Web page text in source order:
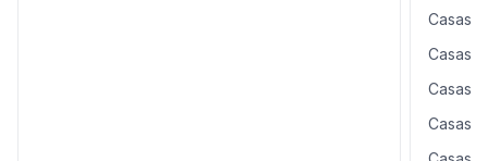
Casas
Casas
Casas
Casas